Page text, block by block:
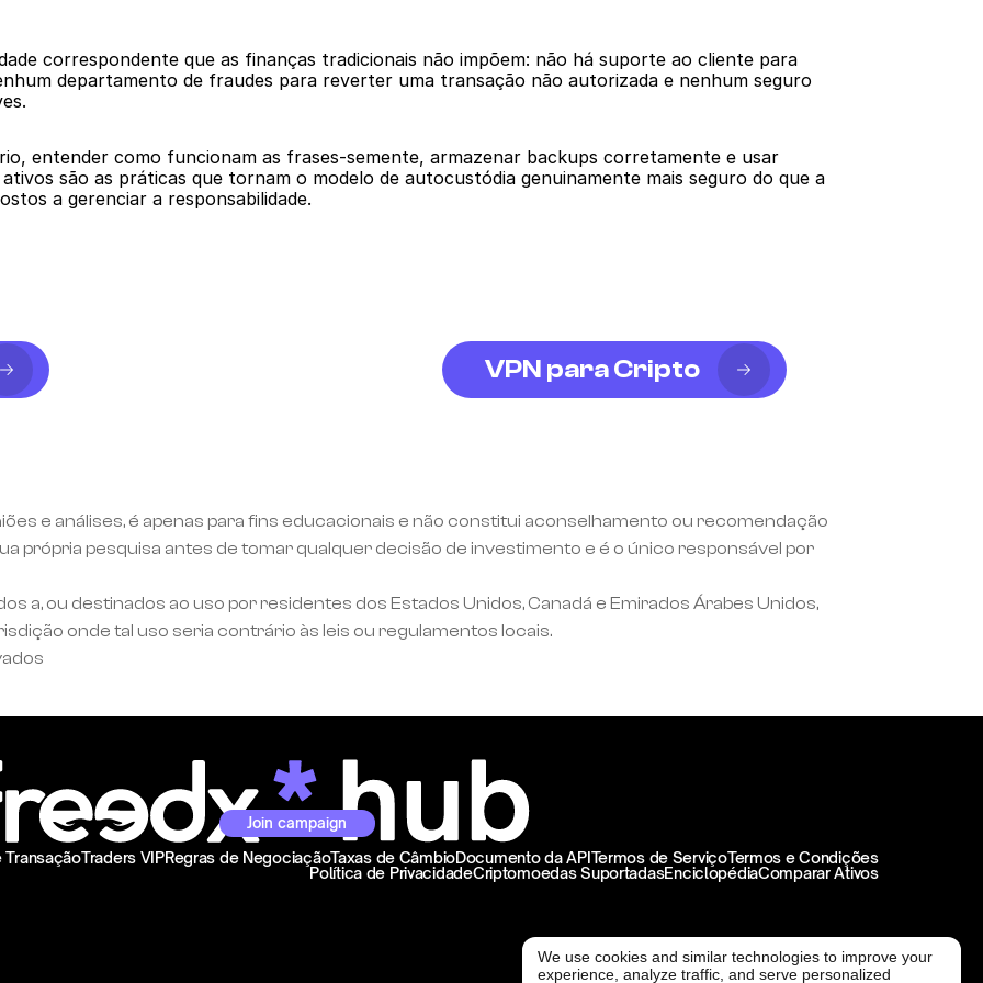
correspondente que as finanças tradicionais não impõem: não há suporte ao cliente para
departamento de fraudes para reverter uma transação não autorizada e nenhum seguro
entender como funcionam as frases-semente, armazenar backups corretamente e usar
são as práticas que tornam o modelo de autocustódia genuinamente mais seguro do que a
a gerenciar a responsabilidade.
VPN para Cripto
e análises, é apenas para fins educacionais e não constitui aconselhamento ou recomendação
própria pesquisa antes de tomar qualquer decisão de investimento e é o único responsável por
a, ou destinados ao uso por residentes dos Estados Unidos, Canadá e Emirados Árabes Unidos,
onde tal uso seria contrário às leis ou regulamentos locais.
Join campaign
Traders VIPRegras de NegociaçãoTaxas de CâmbioDocumento da APITermos de ServiçoTermos e Condições
Política de PrivacidadeCriptomoedas SuportadasEnciclopédiaComparar Ativos
We use cookies and similar technologies to improve your
experience, analyze traffic, and serve personalized